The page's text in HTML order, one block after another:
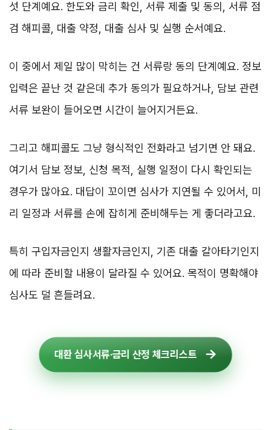
섯 단계예요. 한도와 금리 확인, 서류 제출 및 동의, 서류 점
검 해피콜, 대출 약정, 대출 심사 및 실행 순서예요.
이 중에서 제일 많이 막히는 건 서류랑 동의 단계예요. 정보
입력은 끝난 것 같은데 추가 동의가 필요하거나, 담보 관련
서류 보완이 들어오면 시간이 늘어지거든요.
그리고 해피콜도 그냥 형식적인 전화라고 넘기면 안 돼요.
여기서 담보 정보, 신청 목적, 실행 일정이 다시 확인되는
경우가 많아요. 대답이 꼬이면 심사가 지연될 수 있어서, 미
리 일정과 서류를 손에 잡히게 준비해두는 게 좋더라고요.
특히 구입자금인지 생활자금인지, 기존 대출 갈아타기인지
에 따라 준비할 내용이 달라질 수 있어요. 목적이 명확해야
심사도 덜 흔들려요.
대환 심사서류·금리 산정 체크리스트